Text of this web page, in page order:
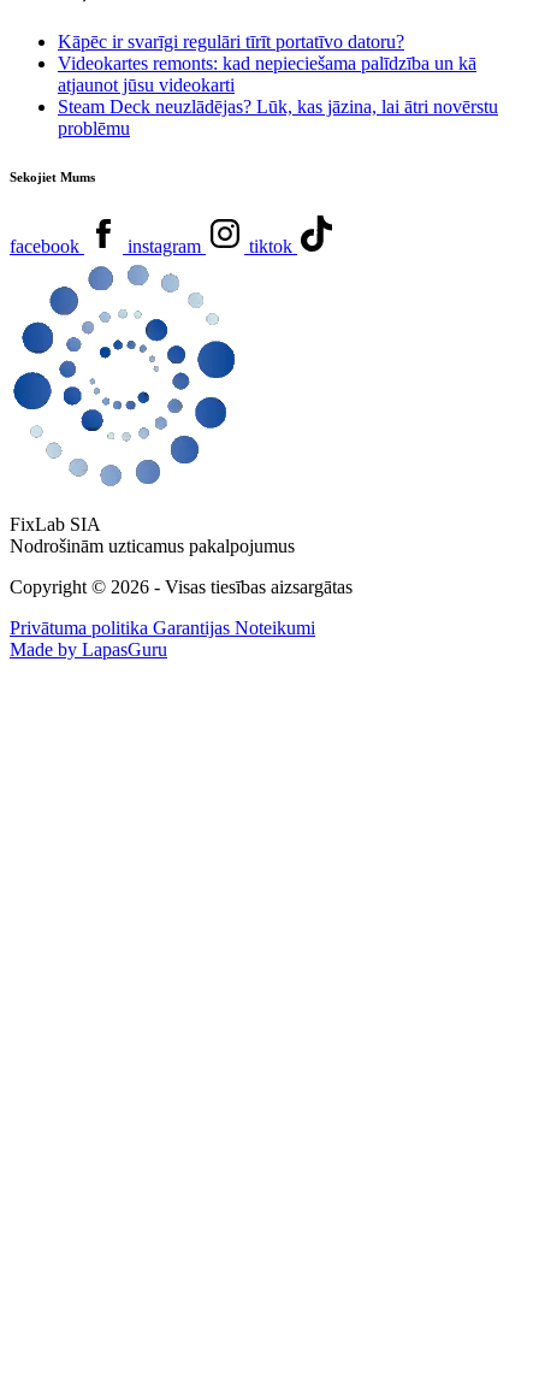
Kāpēc ir svarīgi regulāri tīrīt portatīvo datoru?
Videokartes remonts: kad nepieciešama palīdzība un kā
atjaunot jūsu videokarti
Steam Deck neuzlādējas? Lūk, kas jāzina, lai ātri novērstu
problēmu
Sekojiet Mums
facebook instagram tiktok
FixLab SIA
Nodrošinām uzticamus pakalpojumus
Copyright © 2026 - Visas tiesības aizsargātas
Privātuma politika Garantijas Noteikumi
Made by LapasGuru